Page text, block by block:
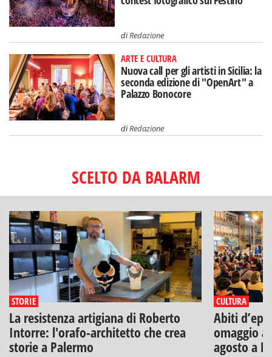
diRedazione
ARTE E CULTURA
Nuova call per gli artisti in Sicilia: la
seconda edizione di "OpenArt" a
Palazzo Bonocore
diRedazione
SCELTO DA BALARM
STORIE
La resistenza artigiana di Roberto
Intorre: l'orafo-architetto che crea
storie a Palermo
CULTURA
Abiti
omaggio
agosto a